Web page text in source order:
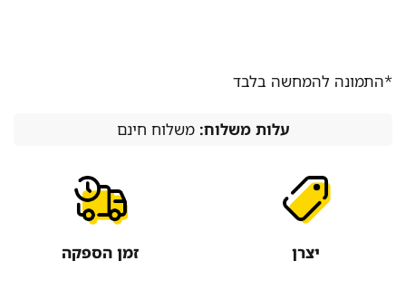
*התמונה להמחשה בלבד
עלות משלוח:משלוח חינם
יצרן זמן הספקה